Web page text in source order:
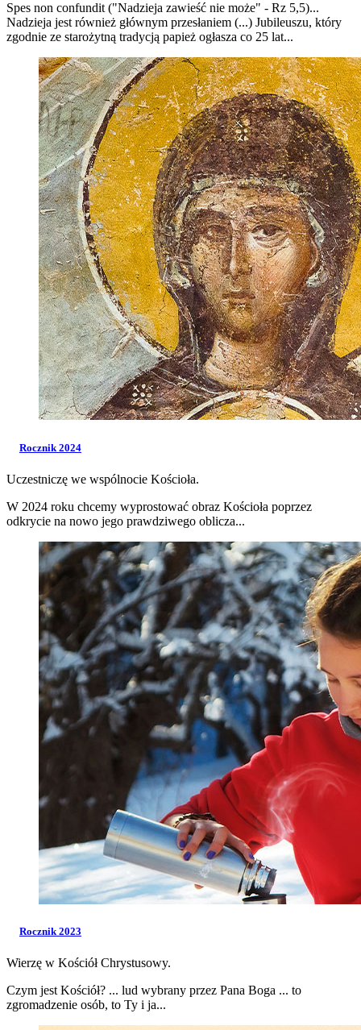
Spes non confundit ("Nadzieja zawieść nie może" - Rz 5,5)...
Nadzieja jest również głównym przesłaniem (...) Jubileuszu, który
zgodnie ze starożytną tradycją papież ogłasza co 25 lat...
Rocznik 2024
Uczestniczę we wspólnocie Kościoła.
W 2024 roku chcemy wyprostować obraz Kościoła poprzez
odkrycie na nowo jego prawdziwego oblicza...
Rocznik 2023
Wierzę w Kościół Chrystusowy.
Czym jest Kościół? ... lud wybrany przez Pana Boga ... to
zgromadzenie osób, to Ty i ja...